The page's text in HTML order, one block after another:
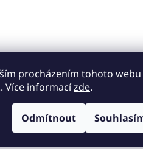
procházením tohoto webu
Více informacízde.
Odmítnout